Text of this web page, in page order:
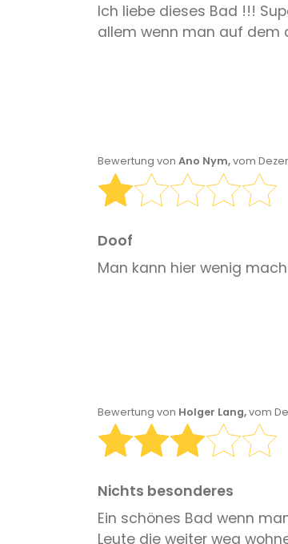
Ich liebe dieses Bad !!!
allem wenn man auf dem
Bewertung von Ano Nym,vom
Doof
Man kann hier wenig
Bewertung von Holger Lang,vom
Nichts besonderes
Ein schönes Bad wenn
Leute die weiter weg